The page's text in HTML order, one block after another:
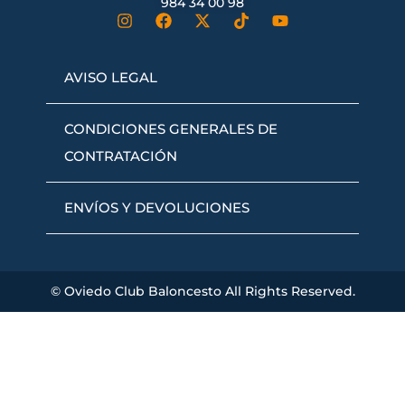
AVISO LEGAL
CONDICIONES GENERALES DE
CONTRATACIÓN
ENVÍOS Y DEVOLUCIONES
© Oviedo Club Baloncesto All Rights Reserved.